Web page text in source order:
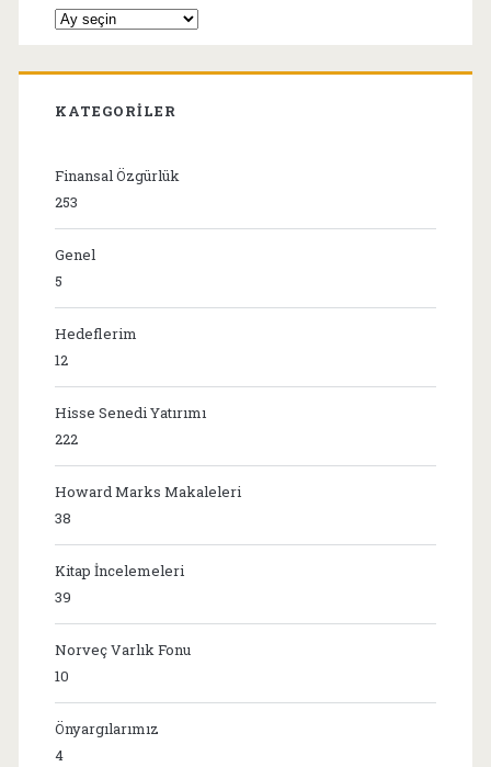
Arşivler
KATEGORILER
Finansal Özgürlük
253
Genel
5
Hedeflerim
12
Hisse Senedi Yatırımı
222
Howard Marks Makaleleri
38
Kitap İncelemeleri
39
Norveç Varlık Fonu
10
Önyargılarımız
4